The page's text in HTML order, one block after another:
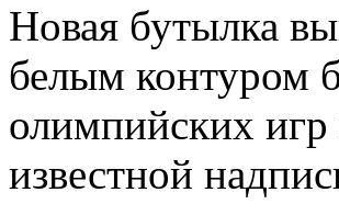
Новая бутылка
белым контуром
олимпийских
известной